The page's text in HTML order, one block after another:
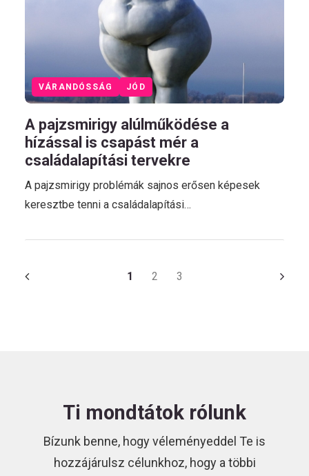
VÁRANDÓSSÁG JÓD
A pajzsmirigy alúlműködése a
hízással is csapást mér a
családalapítási tervekre
A pajzsmirigy problémák sajnos erősen képesek
keresztbe tenni a családalapítási…
1 2 3
Ti mondtátok rólunk
Bízunk benne, hogy véleményeddel Te is
hozzájárulsz célunkhoz, hogy a többi